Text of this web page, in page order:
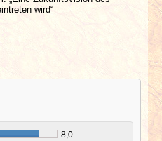
wird“
8,0